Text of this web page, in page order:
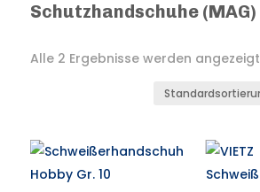
Schutzhandschuhe (MAG)
Alle 2 Ergebnisse werden angezeigt